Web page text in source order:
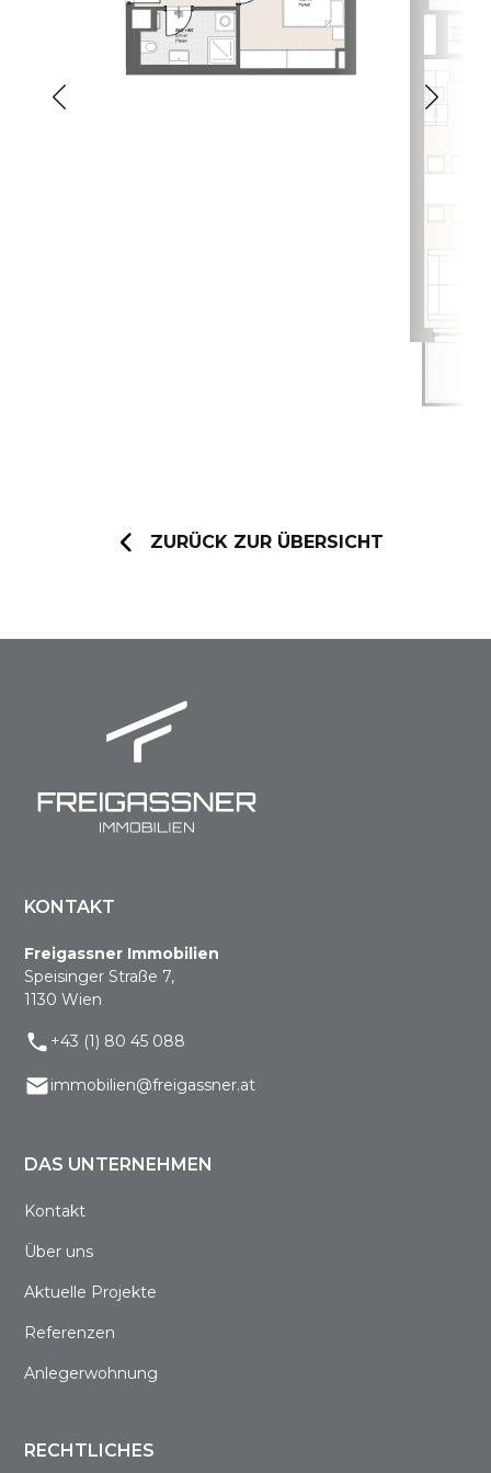
ZURÜCK ZUR ÜBERSICHT
KONTAKT
Freigassner Immobilien
Speisinger Straße 7,
1130 Wien
+43 (1) 80 45 088
immobilien@freigassner.at
DAS UNTERNEHMEN
Kontakt
Über uns
Aktuelle Projekte
Referenzen
Anlegerwohnung
RECHTLICHES